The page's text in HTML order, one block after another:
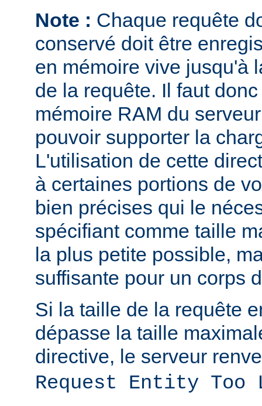
Note : Chaque requête
conservé doit être
en mémoire vive jusqu'à
de la requête. Il faut
mémoire RAM du
pouvoir supporter la
L'utilisation de cette
à certaines portions de
bien précises qui le
spécifiant comme taille
la plus petite possible,
suffisante pour un corps
Si la taille de la requête
dépasse la taille
directive, le serveur
Request Entity Too